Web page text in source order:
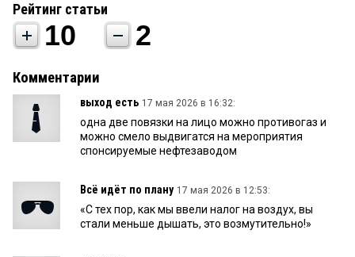
Рейтинг статьи
10 2
Комментарии
выход есть 17 мая 2026 в 16:32:
одна две повязки на лицо можно противогаз и
можно смело выдвигатся на мероприятия
спонсируемые нефтезаводом
Всё идёт по плану 17 мая 2026 в 12:53:
«С тех пор, как мы ввели налог на воздух, вы
стали меньше дышать, это возмутительно!»